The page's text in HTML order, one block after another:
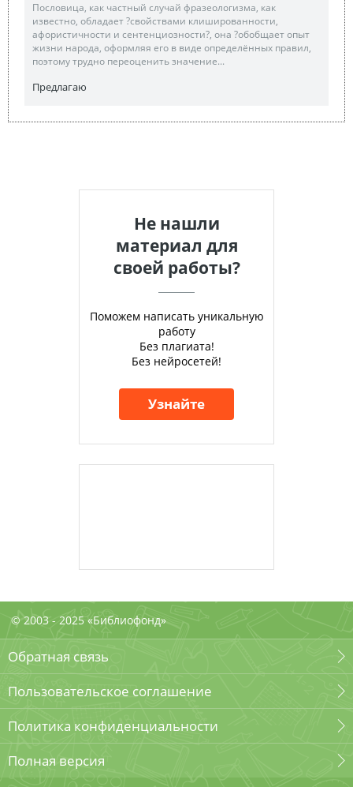
Пословица, как частный случай фразеологизма, как
известно, обладает ?свойствами клишированности,
афористичности и сентенциозности?, она ?обобщает опыт
жизни народа, оформляя его в виде определённых правил,
поэтому трудно переоценить значение...
Предлагаю
Не нашли
материал для
своей работы?
Поможем написать уникальную
работу
Без плагиата!
Без нейросетей!
Узнайте
© 2003 - 2025 «Библиофонд»
Обратная связь
Пользовательское соглашение
Политика конфиденциальности
Полная версия